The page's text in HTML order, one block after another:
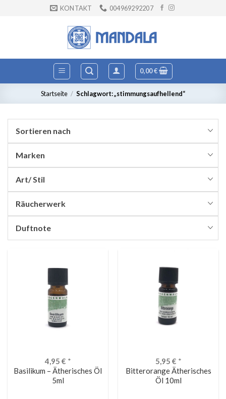
KONTAKT 004969292207
0,00€
Startseite / Schlagwort: „stimmungsaufhellend“
Sortieren nach
Marken
Art/ Stil
Räucherwerk
Duftnote
4,95 € *
Basilikum – Ätherisches Öl
5ml
5,95 € *
Bitterorange Ätherisches
Öl 10ml